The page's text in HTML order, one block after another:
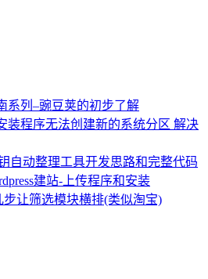
系列–豌豆荚的初步了解
装程序无法创建新的系统分区 解决
自动整理工具开发思路和完整代码
建站-上传程序和安装
步让筛选模块横排(类似淘宝)